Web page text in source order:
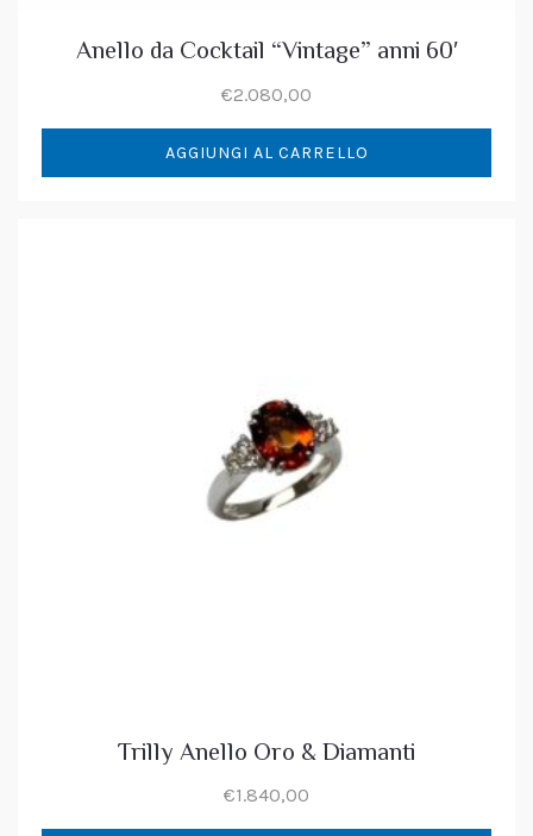
Anello da Cocktail “Vintage” anni 60′
€2.080,00
AGGIUNGI AL CARRELLO
Trilly Anello Oro & Diamanti
€1.840,00